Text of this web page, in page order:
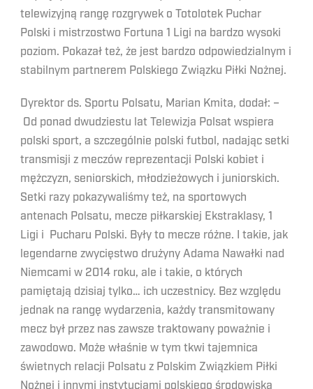
telewizyjną rangę rozgrywek o Totolotek Puchar
Polski i mistrzostwo Fortuna 1 Ligi na bardzo wysoki
poziom. Pokazał też, że jest bardzo odpowiedzialnym i
stabilnym partnerem Polskiego Związku Piłki Nożnej.
Dyrektor ds. Sportu Polsatu, Marian Kmita, dodał: –
Od ponad dwudziestu lat Telewizja Polsat wspiera
polski sport, a szczególnie polski futbol, nadając setki
transmisji z meczów reprezentacji Polski kobiet i
mężczyzn, seniorskich, młodzieżowych i juniorskich.
Setki razy pokazywaliśmy też, na sportowych
antenach Polsatu, mecze piłkarskiej Ekstraklasy, 1
Ligi i Pucharu Polski. Były to mecze różne. I takie, jak
legendarne zwycięstwo drużyny Adama Nawałki nad
Niemcami w 2014 roku, ale i takie, o których
pamiętają dzisiaj tylko… ich uczestnicy. Bez względu
jednak na rangę wydarzenia, każdy transmitowany
mecz był przez nas zawsze traktowany poważnie i
zawodowo. Może właśnie w tym tkwi tajemnica
świetnych relacji Polsatu z Polskim Związkiem Piłki
Nożnej i innymi instytucjami polskiego środowiska